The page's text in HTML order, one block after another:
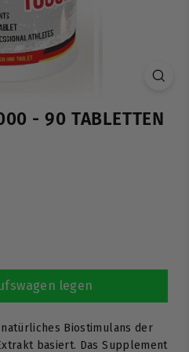
- 90 TABLETTEN
legen
Biostimulans der
basiert. Das Supplement